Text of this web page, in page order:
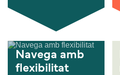
Navega amb
flexibilitat